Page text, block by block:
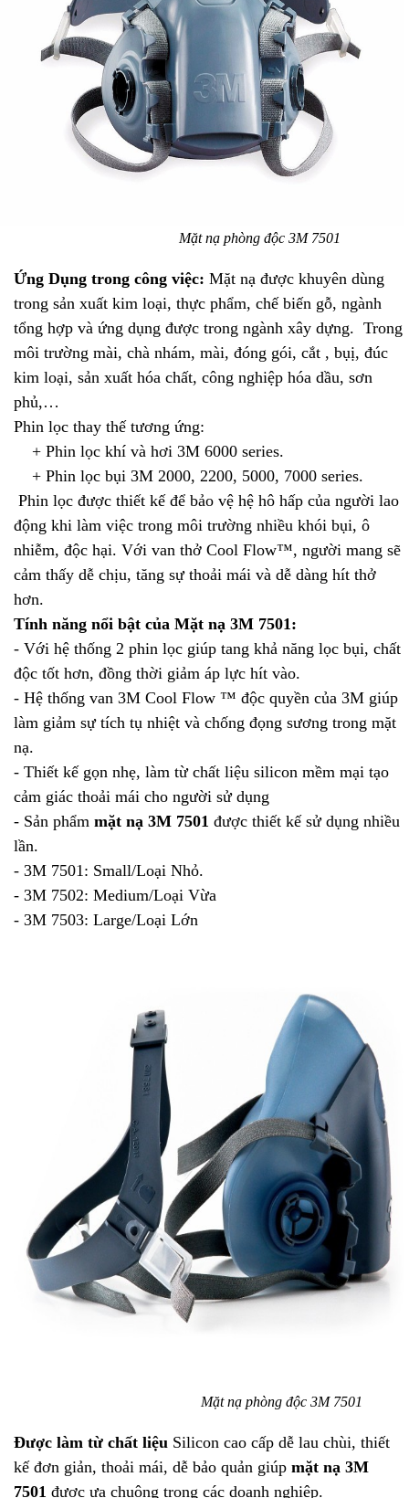
Mặt nạ phòng độc 3M 7501
Ứng Dụng trong công việc: Mặt nạ được khuyên dùng
trong sản xuất kim loại, thực phẩm, chế biến gỗ, ngành
tổng hợp và ứng dụng được trong ngành xây dựng. Trong
môi trường mài, chà nhám, mài, đóng gói, cắt , bụị, đúc
kim loại, sản xuất hóa chất, công nghiệp hóa dầu, sơn
phủ,…
Phin lọc thay thế tương ứng:
+ Phin lọc khí và hơi 3M 6000 series.
+ Phin lọc bụi 3M 2000, 2200, 5000, 7000 series.
Phin lọc được thiết kế để bảo vệ hệ hô hấp của người lao
động khi làm việc trong môi trường nhiều khói bụi, ô
nhiễm, độc hại. Với van thở Cool Flow™, người mang sẽ
cảm thấy dễ chịu, tăng sự thoải mái và dễ dàng hít thở
hơn.
Tính năng nổi bật của Mặt nạ 3M 7501:
- Với hệ thống 2 phin lọc giúp tang khả năng lọc bụi, chất
độc tốt hơn, đồng thời giảm áp lực hít vào.
- Hệ thống van 3M Cool Flow ™ độc quyền của 3M giúp
làm giảm sự tích tụ nhiệt và chống đọng sương trong mặt
nạ.
- Thiết kế gọn nhẹ, làm từ chất liệu silicon mềm mại tạo
cảm giác thoải mái cho người sử dụng
- Sản phẩm mặt nạ 3M 7501 được thiết kế sử dụng nhiều
lần.
- 3M 7501: Small/Loại Nhỏ.
- 3M 7502: Medium/Loại Vừa
- 3M 7503: Large/Loại Lớn
Mặt nạ phòng độc 3M 7501
Được làm từ chất liệu Silicon cao cấp dễ lau chùi, thiết
kế đơn giản, thoải mái, dễ bảo quản giúp mặt nạ 3M
7501 được ưa chuộng trong các doanh nghiệp.